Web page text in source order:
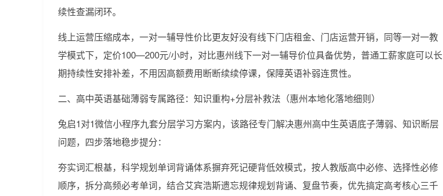
续性查漏闭环。
线上运营压缩成本，一对一辅导性价比更友好没有线下门店租金、门店运营开销，同等一对一教
学模式下，定价100—200元/小时，对比惠州线下一对一辅导价位具备优势，普通工薪家庭可以长
期持续性安排补差，不用因高额费用断断续续停课，保障英语补弱连贯性。
二、高中英语基础薄弱专属路径：知识重构+分层补救法（惠州本地化落地细则）
兔启1对1微信小程序九套分层学习方案内，该路径专门解决惠州高中生英语底子薄弱、知识断层
问题，四步落地稳步提分：
夯实词汇根基，科学规划单词背诵体系摒弃死记硬背低效模式，按人教版高中必修、选择性必修
顺序，拆分高频必考单词，结合艾宾浩斯遗忘规律规划背诵、复盘节奏，优先搞定高考核心三千